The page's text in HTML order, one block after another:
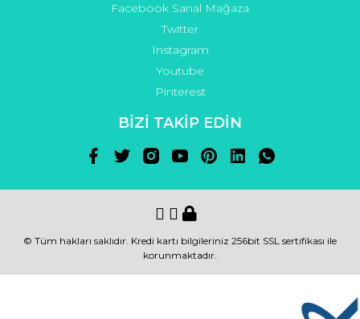
Facebook Sanal Mağaza
Twitter
Instagram
Youtube
Pinterest
BİZİ TAKİP EDİN
© Tüm hakları saklıdır. Kredi kartı bilgileriniz 256bit SSL sertifikası ile
korunmaktadır.